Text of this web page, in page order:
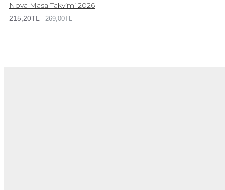
Nova Masa Takvimi 2026
215,20TL 269,00TL